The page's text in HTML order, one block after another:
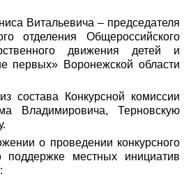
Витальевича – председателя
отделения Общероссийского
движения детей и
первых» Воронежской области
состава Конкурсной комиссии
Владимировича, Терновскую
о проведении конкурсного
поддержке местных инициатив